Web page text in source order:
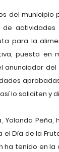
del municipio
para la
puesta en
del
lo soliciten y
Yolanda
Día de la
tenido en la